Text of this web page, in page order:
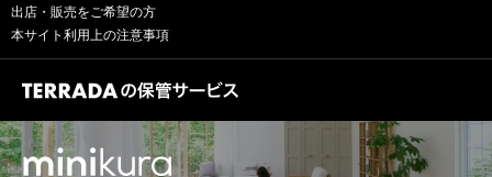
高い品質が評価されています。 メゾン・ミラボーの作る
ロゼワインは、自然溢れるプロヴァンスらしいナチュラ
で繊細な果実味溢れるキュヴェを抽出しています。ま
ンドする事で、ピュアながらもストラクチャーある味わ
いを造り出しています。 【La Folie Sparkling Rose
ラ・フォリ スパークリング ロゼ】 華やかな南国の香り
出店・販売をご希望の方
本サイト利用上の注意事項